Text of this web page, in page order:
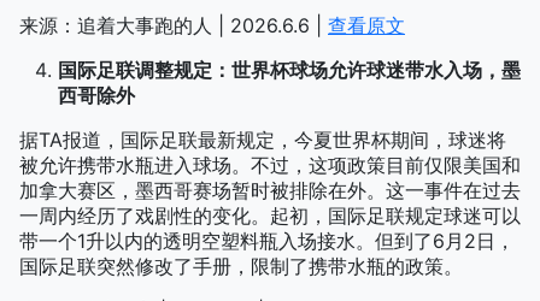
来源：追着大事跑的人 | 2026.6.6 | 查看原文
国际足联调整规定：世界杯球场允许球迷带水入场，墨
西哥除外
据TA报道，国际足联最新规定，今夏世界杯期间，球迷将
被允许携带水瓶进入球场。不过，这项政策目前仅限美国和
加拿大赛区，墨西哥赛场暂时被排除在外。这一事件在过去
一周内经历了戏剧性的变化。起初，国际足联规定球迷可以
带一个1升以内的透明空塑料瓶入场接水。但到了6月2日，
国际足联突然修改了手册，限制了携带水瓶的政策。